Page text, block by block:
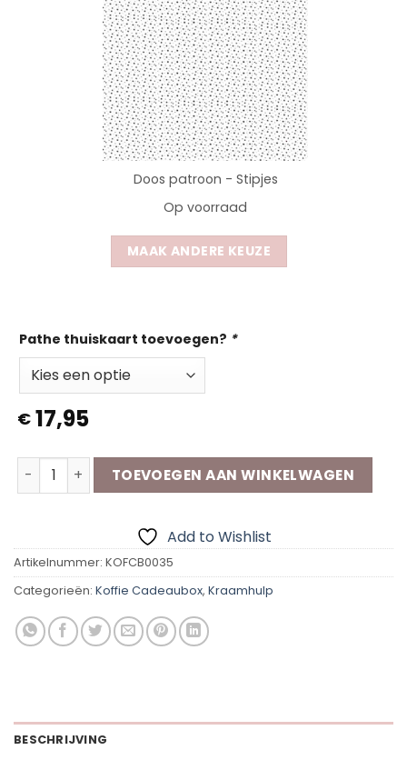
Doos patroon - Stipjes
Op voorraad
MAAK ANDERE KEUZE
Pathe thuiskaart toevoegen? *
€ 17,95
Koffie Cadeaubox | Kraamhulp aantal
TOEVOEGEN AAN WINKELWAGEN
Add to Wishlist
Artikelnummer: KOFCB0035
Categorieën: Koffie Cadeaubox, Kraamhulp
BESCHRIJVING